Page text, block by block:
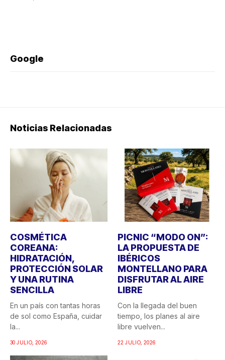
Google
Noticias Relacionadas
COSMÉTICA
COREANA:
HIDRATACIÓN,
PROTECCIÓN SOLAR
Y UNA RUTINA
SENCILLA
En un país con tantas horas
de sol como España, cuidar
la...
30 JULIO, 2026
PICNIC “MODO ON”:
LA PROPUESTA DE
IBÉRICOS
MONTELLANO PARA
DISFRUTAR AL AIRE
LIBRE
Con la llegada del buen
tiempo, los planes al aire
libre vuelven...
22 JULIO, 2026